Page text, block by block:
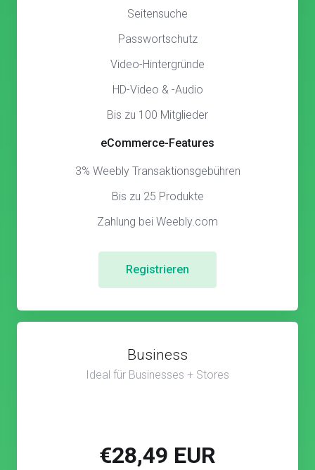
Seitensuche
Passwortschutz
Video-Hintergründe
HD-Video & -Audio
Bis zu 100 Mitglieder
eCommerce-Features
3% Weebly Transaktionsgebühren
Bis zu 25 Produkte
Zahlung bei Weebly.com
Registrieren
Business
Ideal für Businesses + Stores
€28,49 EUR